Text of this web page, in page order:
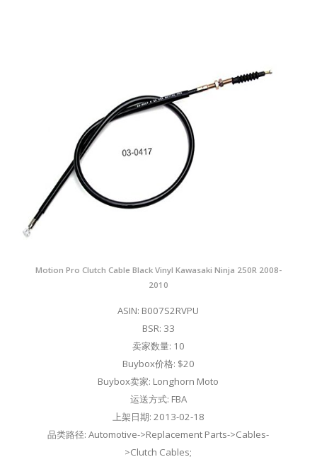
Motion Pro Clutch Cable Black Vinyl Kawasaki Ninja 250R 2008-
2010
ASIN: B007S2RVPU
BSR: 33
卖家数量: 10
Buybox价格: $20
Buybox卖家: Longhorn Moto
运送方式: FBA
上架日期: 2013-02-18
品类路径: Automotive->Replacement Parts->Cables-
>Clutch Cables;